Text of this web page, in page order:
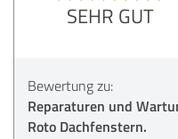
SEHR GUT
Bewertung zu:
Reparaturen und
Roto Dachfenstern.